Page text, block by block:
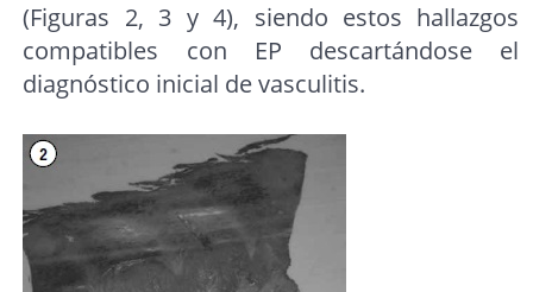
(Figuras 2, 3 y 4), siendo estos hallazgos
compatibles con EP descartándose el
diagnóstico inicial de vasculitis.